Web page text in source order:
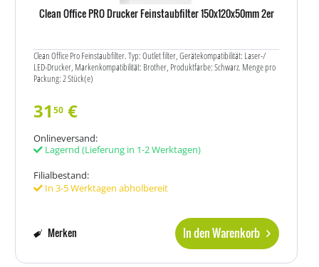
Clean Office PRO Drucker Feinstaubfilter 150x120x50mm 2er
Clean Office Pro Feinstaubfilter. Typ: Outlet filter, Gerätekompatibilität: Laser-/
LED-Drucker, Markenkompatibilität: Brother, Produktfarbe: Schwarz. Menge pro
Packung: 2 Stück(e)
3150 €
Onlineversand:
Lagernd (Lieferung in 1-2 Werktagen)
Filialbestand:
In 3-5 Werktagen abholbereit
In den Warenkorb
Merken